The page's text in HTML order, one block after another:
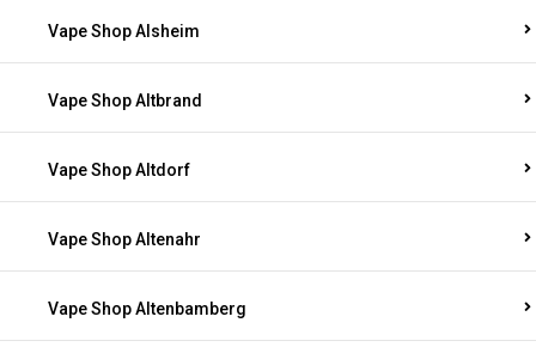
Vape Shop Alsheim
Vape Shop Altbrand
Vape Shop Altdorf
Vape Shop Altenahr
Vape Shop Altenbamberg